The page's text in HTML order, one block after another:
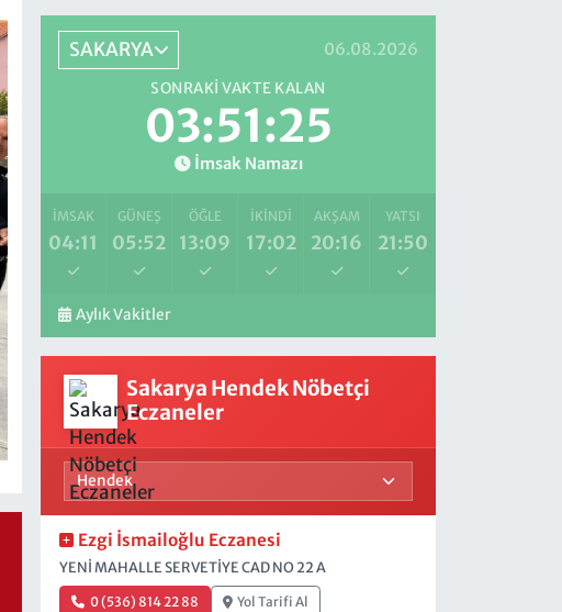
SAKARYA 06.08.2026
SONRAKI VAKTE KALAN
03:51:24
İmsak Namazı
İMSAK
04:11
GÜNEŞ
05:52
ÖĞLE
13:09
İKINDI
17:02
AKŞAM
20:16
YATSI
21:50
Aylık Vakitler
Sakarya Hendek Nöbetçi
Eczaneler
Ezgi İsmailoğlu Eczanesi
YENİ MAHALLE SERVETİYE CAD NO 22 A
0 (536) 814 22 88 Yol Tarifi Al